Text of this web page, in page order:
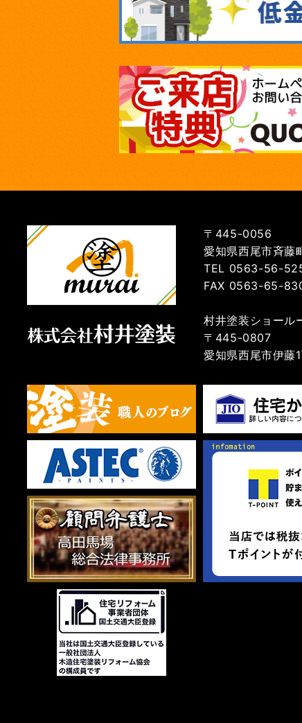
〒445-0056
愛知県西尾市斉藤
TEL 0563-56-
FAX 0563-65-
村井塗装ショール
〒445-0807
愛知県西尾市伊藤